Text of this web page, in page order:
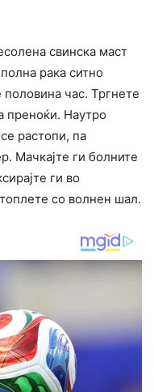
свинска маст
рака ситно
час. Тргнете
преноќи. Наутро
растопи, па
Мачкајте ги болните
ги во
со волнен шал.